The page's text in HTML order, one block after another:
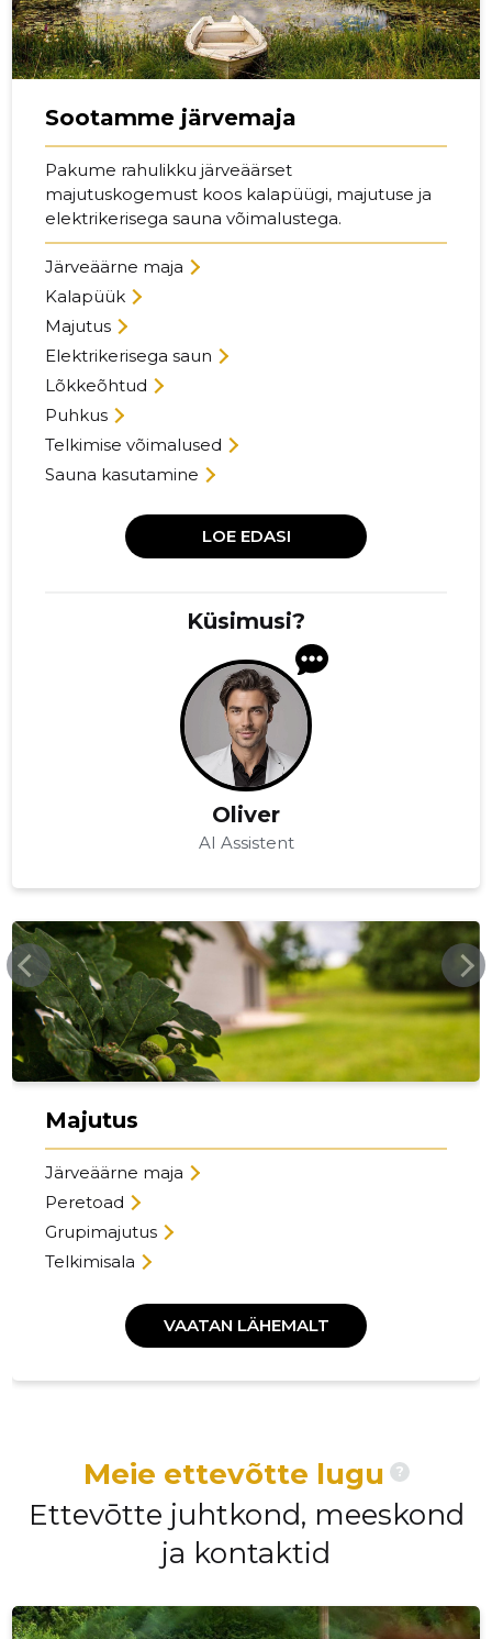
Sootamme järvemaja
Pakume rahulikku järveäärset
majutuskogemust koos kalapüügi, majutuse ja
elektrikerisega sauna võimalustega.
Järveäärne maja
Kalapüük
Majutus
Elektrikerisega saun
Lõkkeõhtud
Puhkus
Telkimise võimalused
Sauna kasutamine
LOE EDASI
Küsimusi?
Oliver
AI Assistent
SOOTAMME.EE
Majutus
Järveäärne maja
Peretoad
Grupimajutus
Telkimisala
VAATAN LÄHEMALT
Meie ettevõtte lugu ?
Ettevōtte juhtkond, meeskond
ja kontaktid